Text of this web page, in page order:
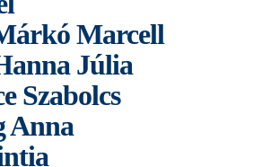
Marcell
Júlia
Szabolcs
Anna